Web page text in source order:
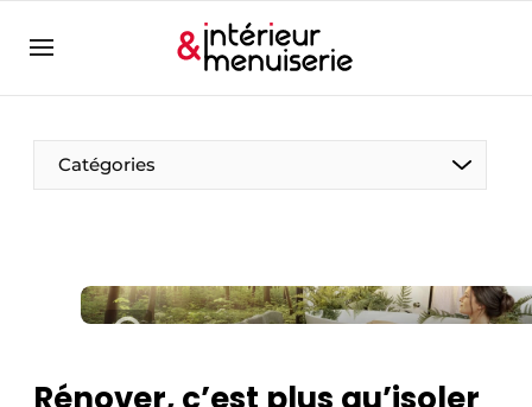
Contact
Contact
Emploi
Entreprises Merci de votre inscription
S’inscrire
Catégories